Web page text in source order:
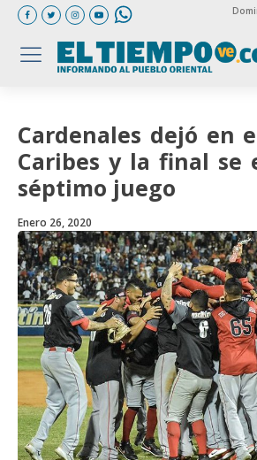
Cardenales dejó en
Caribes y la final se
séptimo juego
Enero 26, 2020